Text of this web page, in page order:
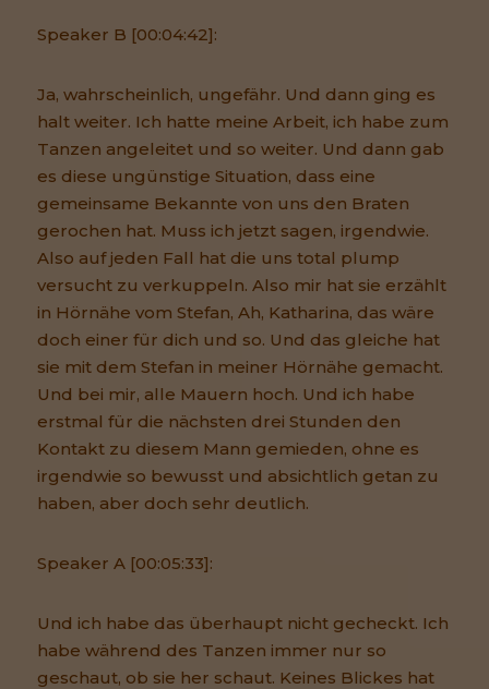
Speaker B [00:04:42]:
Ja, wahrscheinlich, ungefähr. Und dann ging es
halt weiter. Ich hatte meine Arbeit, ich habe zum
Tanzen angeleitet und so weiter. Und dann gab
es diese ungünstige Situation, dass eine
gemeinsame Bekannte von uns den Braten
gerochen hat. Muss ich jetzt sagen, irgendwie.
Also auf jeden Fall hat die uns total plump
versucht zu verkuppeln. Also mir hat sie erzählt
in Hörnähe vom Stefan, Ah, Katharina, das wäre
doch einer für dich und so. Und das gleiche hat
sie mit dem Stefan in meiner Hörnähe gemacht.
Und bei mir, alle Mauern hoch. Und ich habe
erstmal für die nächsten drei Stunden den
Kontakt zu diesem Mann gemieden, ohne es
irgendwie so bewusst und absichtlich getan zu
haben, aber doch sehr deutlich.
Speaker A [00:05:33]:
Und ich habe das überhaupt nicht gecheckt. Ich
habe während des Tanzen immer nur so
geschaut, ob sie her schaut. Keines Blickes hat